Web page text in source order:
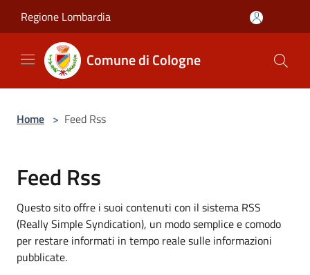
Regione Lombardia
Comune di Cologne
Home > Feed Rss
Feed Rss
Questo sito offre i suoi contenuti con il sistema RSS
(Really Simple Syndication), un modo semplice e comodo
per restare informati in tempo reale sulle informazioni
pubblicate.